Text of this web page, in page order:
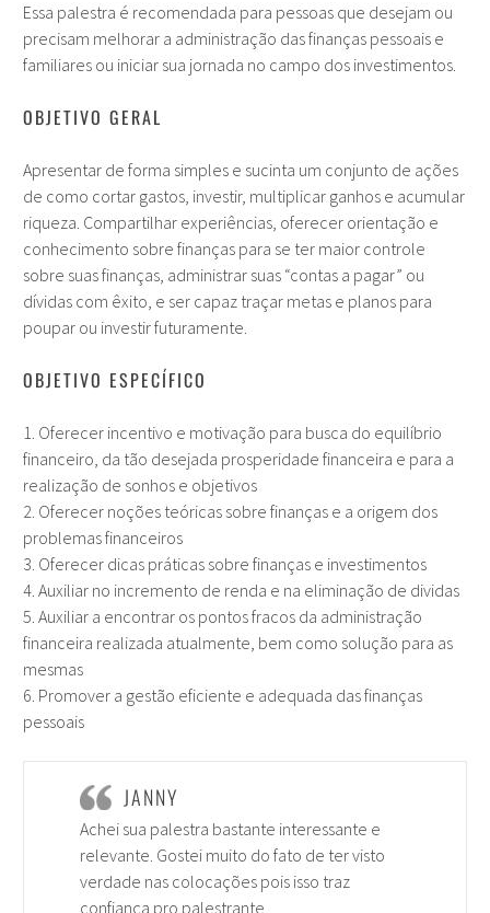
Essa palestra é recomendada para pessoas que desejam ou
precisam melhorar a administração das finanças pessoais e
familiares ou iniciar sua jornada no campo dos investimentos.
OBJETIVO GERAL
Apresentar de forma simples e sucinta um conjunto de ações
de como cortar gastos, investir, multiplicar ganhos e acumular
riqueza. Compartilhar experiências, oferecer orientação e
conhecimento sobre finanças para se ter maior controle
sobre suas finanças, administrar suas “contas a pagar” ou
dívidas com êxito, e ser capaz traçar metas e planos para
poupar ou investir futuramente.
OBJETIVO ESPECÍFICO
1. Oferecer incentivo e motivação para busca do equilíbrio
financeiro, da tão desejada prosperidade financeira e para a
realização de sonhos e objetivos
2. Oferecer noções teóricas sobre finanças e a origem dos
problemas financeiros
3. Oferecer dicas práticas sobre finanças e investimentos
4. Auxiliar no incremento de renda e na eliminação de dividas
5. Auxiliar a encontrar os pontos fracos da administração
financeira realizada atualmente, bem como solução para as
mesmas
6. Promover a gestão eficiente e adequada das finanças
pessoais
JANNY
Achei sua palestra bastante interessante e
relevante. Gostei muito do fato de ter visto
verdade nas colocações pois isso traz
confiança pro palestrante